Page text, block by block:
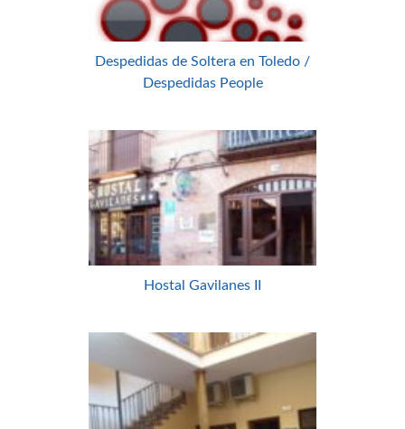
Despedidas de Soltera en Toledo /
Despedidas People
Hostal Gavilanes II